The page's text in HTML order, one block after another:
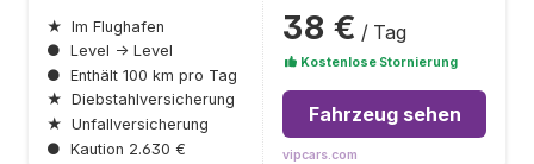
★ Im Flughafen
● Level → Level
● Enthält 100 km pro Tag
★ Diebstahlversicherung
★ Unfallversicherung
● Kaution 2.630 €
38 € / Tag
Kostenlose Stornierung
Fahrzeug sehen
vipcars.com